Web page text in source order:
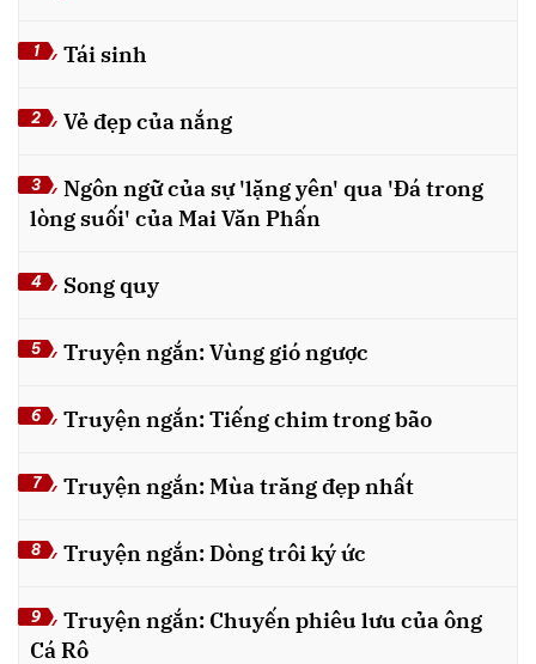
1 Tái sinh
2 Vẻ đẹp của nắng
3
Ngôn ngữ của sự 'lặng yên' qua 'Đá trong
lòng suối' của Mai Văn Phấn
4 Song quy
5 Truyện ngắn: Vùng gió ngược
6 Truyện ngắn: Tiếng chim trong bão
7 Truyện ngắn: Mùa trăng đẹp nhất
8 Truyện ngắn: Dòng trôi ký ức
9
Truyện ngắn: Chuyến phiêu lưu của ông
Cá Rô